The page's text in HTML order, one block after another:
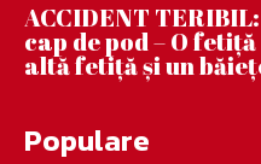
ACCIDENT
cap de pod – O
altă fetiță și un
Populare